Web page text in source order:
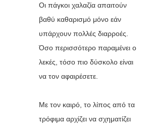
Οι πάγκοι χαλαζία απαιτούν
βαθύ καθαρισμό μόνο εάν
υπάρχουν πολλές διαρροές.
Όσο περισσότερο παραμένει ο
λεκές, τόσο πιο δύσκολο είναι
να τον αφαιρέσετε.
Με τον καιρό, το λίπος από τα
τρόφιμα αρχίζει να σχηματίζει